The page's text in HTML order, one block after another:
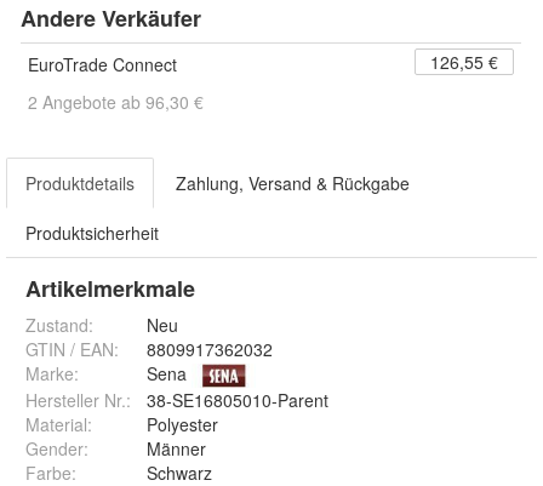
Andere Verkäufer
EuroTrade Connect
126,55 €
2 Angebote ab 96,30 €
Produktdetails Zahlung, Versand & Rückgabe
Produktsicherheit
Artikelmerkmale
Zustand:
Neu
GTIN / EAN:
8809917362032
Marke:
Sena
Hersteller Nr.:
38-SE16805010-Parent
Material:
Polyester
Gender:
Männer
Farbe: Schwarz